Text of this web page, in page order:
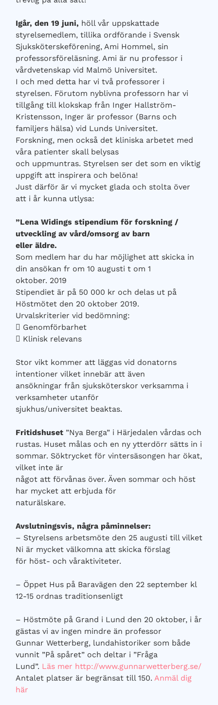
Igår, den 19 juni, höll vår uppskattade
styrelsemedlem, tillika ordförande i Svensk
Sjuksköterskeförening, Ami Hommel, sin
professorsföreläsning. Ami är nu professor i
vårdvetenskap vid Malmö Universitet.
I och med detta har vi två professorer i
styrelsen. Förutom nyblivna professorn har vi
tillgång till klokskap från Inger Hallström-
Kristensson, Inger är professor (Barns och
familjers hälsa) vid Lunds Universitet.
Forskning, men också det kliniska arbetet med
våra patienter skall belysas
och uppmuntras. Styrelsen ser det som en viktig
uppgift att inspirera och belöna!
Just därför är vi mycket glada och stolta över
att i år kunna utlysa:
”Lena Widings stipendium för forskning /
utveckling av vård/omsorg av barn
eller äldre.
Som medlem har du har möjlighet att skicka in
din ansökan fr om 10 augusti t om 1
oktober. 2019
Stipendiet är på 50 000 kr och delas ut på
Höstmötet den 20 oktober 2019.
Urvalskriterier vid bedömning:
 Genomförbarhet
 Klinisk relevans
Stor vikt kommer att läggas vid donatorns
intentioner vilket innebär att även
ansökningar från sjuksköterskor verksamma i
verksamheter utanför
sjukhus/universitet beaktas.
Fritidshuset ”Nya Berga” i Härjedalen vårdas och
rustas. Huset målas och en ny ytterdörr sätts in i
sommar. Söktrycket för vintersäsongen har ökat,
vilket inte är
något att förvånas över. Även sommar och höst
har mycket att erbjuda för
naturälskare.
Avslutningsvis, några påminnelser:
– Styrelsens arbetsmöte den 25 augusti till vilket
Ni är mycket välkomna att skicka förslag
för höst- och våraktiviteter.
– Öppet Hus på Baravägen den 22 september kl
12-15 ordnas traditionsenligt
– Höstmöte på Grand i Lund den 20 oktober, i år
gästas vi av ingen mindre än professor
Gunnar Wetterberg, lundahistoriker som både
vunnit ”På spåret” och deltar i ”Fråga
Lund”. Läs mer http://www.gunnarwetterberg.se/
Antalet platser är begränsat till 150. Anmäl dig
här